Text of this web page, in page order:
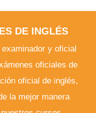
DE INGLÉS
y oficial
oficiales de
oficial de inglés,
la mejor manera